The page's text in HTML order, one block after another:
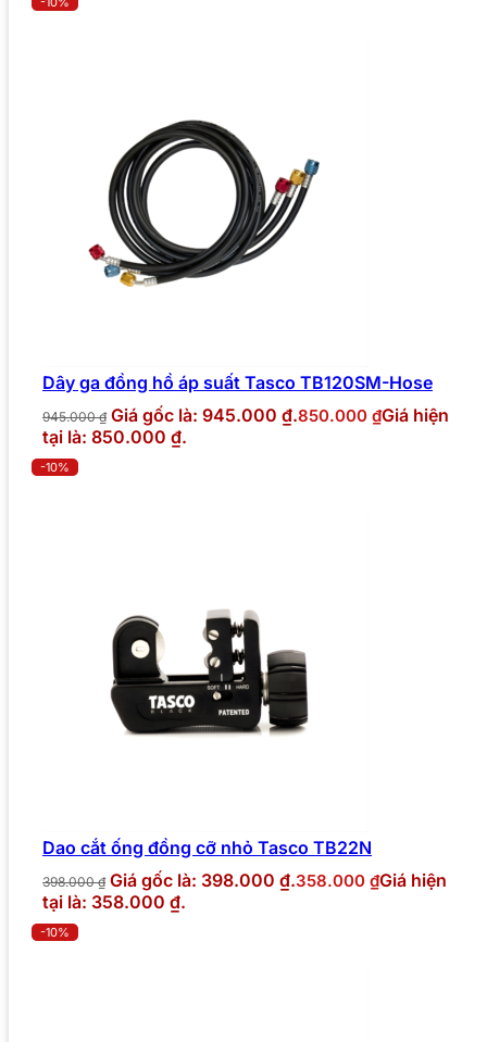
Dây ga đồng hồ áp suất Tasco TB120SM-Hose
945.000₫ Giá gốc là: 945.000 ₫.850.000 ₫Giá hiện
tại là: 850.000 ₫.
-10%
Dao cắt ống đồng cỡ nhỏ Tasco TB22N
398.000₫ Giá gốc là: 398.000 ₫.358.000 ₫Giá hiện
tại là: 358.000 ₫.
-10%